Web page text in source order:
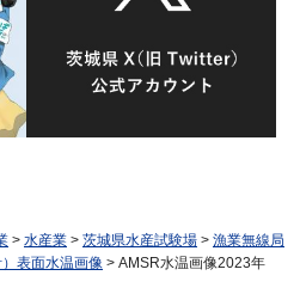
> 水産業 > 茨城県水産試験場 > 漁業無線局
表面水温画像 > AMSR水温画像2023年